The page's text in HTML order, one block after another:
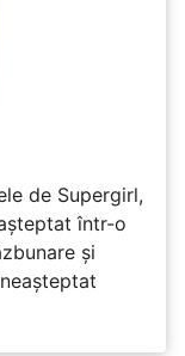
de Supergirl,
într-o
și